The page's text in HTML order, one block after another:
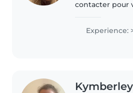
contacter pour
partir de la
septembre. Je suis diplômée du
Experience:
Kymberley